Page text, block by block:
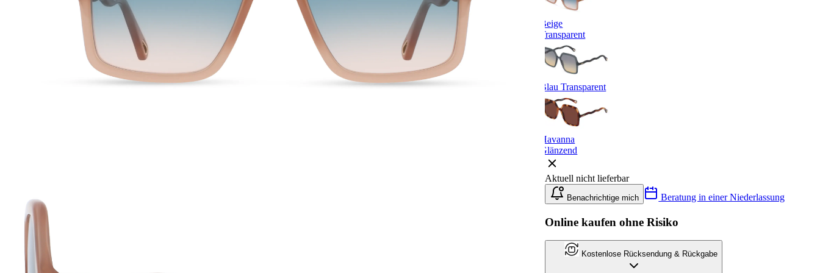
Beige
Transparent
Blau Transparent
Havanna
Glänzend
Aktuell nicht lieferbar
Benachrichtige mich Beratung in einer Niederlassung
Online kaufen ohne Risiko
Kostenlose Rücksendung & Rückgabe